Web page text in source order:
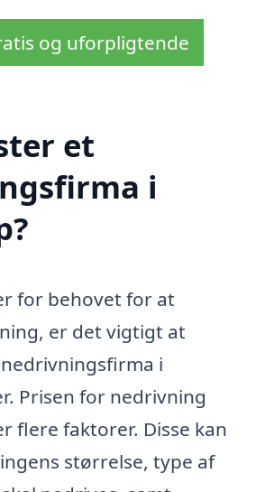
og uforpligtende
et
i
for behovet for at
er det vigtigt at
i
Prisen for nedrivning
flere faktorer. Disse kan
størrelse, type af